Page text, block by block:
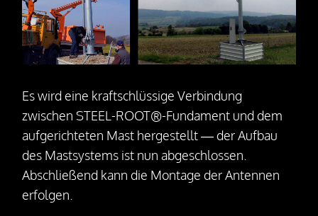
Es wird eine kraftschlüssige Verbindung
zwischen STEEL-ROOT®-Fundament und dem
aufgerichteten Mast hergestellt — der Aufbau
des Mastsystems ist nun abgeschlossen.
Abschließend kann die Montage der Antennen
erfolgen.